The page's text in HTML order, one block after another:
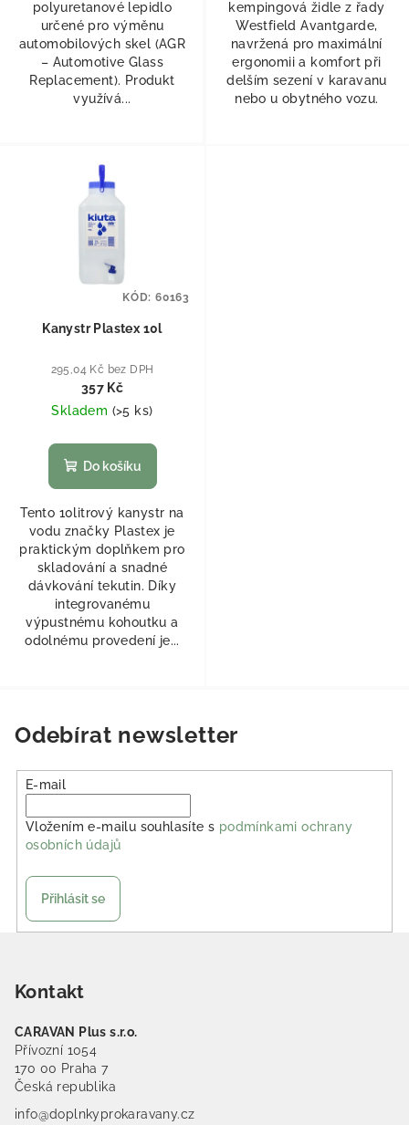
polyuretanové lepidlo
určené pro výměnu
automobilových skel (AGR
– Automotive Glass
Replacement). Produkt
využívá...
kempingová židle z řady
Westfield Avantgarde,
navržená pro maximální
ergonomii a komfort při
delším sezení v karavanu
nebo u obytného vozu.
Kanystr Plastex 10l
295,04 Kč bez DPH
357 Kč
Skladem (>5 ks)
Do košíku
Tento 10litrový kanystr na
vodu značky Plastex je
praktickým doplňkem pro
skladování a snadné
dávkování tekutin. Díky
integrovanému
výpustnému kohoutku a
odolnému provedení je...
KÓD: 60163
Odebírat newsletter
E-mail
Vložením e-mailu souhlasíte s podmínkami ochrany
osobních údajů
Přihlásit se
Kontakt
CARAVAN Plus s.r.o.
Přívozní 1054
170 00 Praha 7
Česká republika
info@doplnkyprokaravany.cz